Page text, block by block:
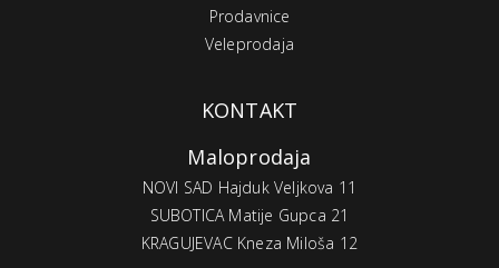
Prodavnice
Veleprodaja
KONTAKT
Maloprodaja
NOVI SAD Hajduk Veljkova 11
SUBOTICA Matije Gupca 21
KRAGUJEVAC Kneza Miloša 12